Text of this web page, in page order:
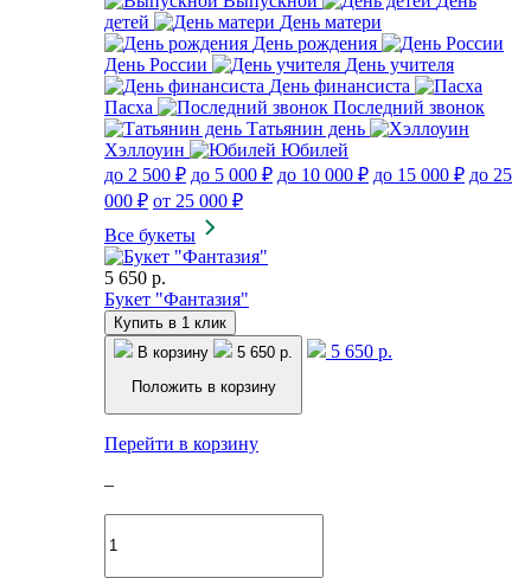
детей
День матери
День рождения
День России
День учителя
День финансиста
Пасха
Последний звонок
Татьянин день
Хэллоуин
Юбилей
до 2 500 ₽ до 5 000 ₽ до 10 000 ₽ до 15 000 ₽ до 25
000 ₽ от 25 000 ₽
Все букеты
5 650 р.
Букет "Фантазия"
Купить в 1 клик
В корзину
5 650 р.
Положить в корзину
5 650 р.
Перейти в корзину
–